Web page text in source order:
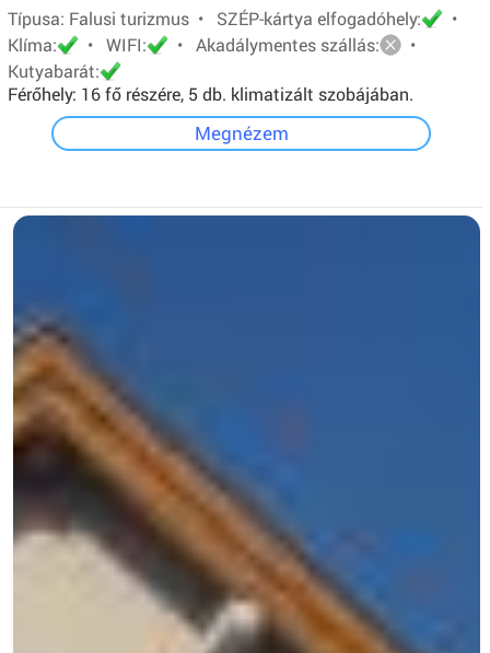
Típusa: Falusi turizmus • SZÉP-kártya elfogadóhely:
•
Klíma:
• WIFI: • Akadálymentes szállás:
•
Kutyabarát:
Férőhely: 16 fő részére, 5 db. klimatizált szobájában.
Megnézem